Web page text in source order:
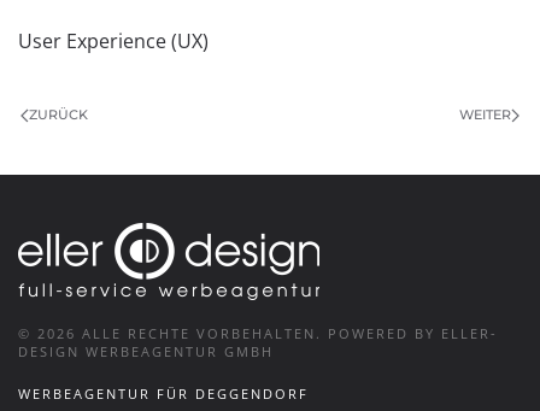
User Experience (UX)
ZURÜCK WEITER
© 2026 ALLE RECHTE VORBEHALTEN. POWERED BY ELLER-
DESIGN WERBEAGENTUR GMBH
WERBEAGENTUR FÜR DEGGENDORF